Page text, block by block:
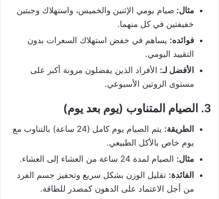
مثال: صيام يومي الإثنين والخميس، واستهلاك وجبتين
خفيفتين في كل منهما.
فوائده: يساهم في خفض استهلاك السعرات بدون
التقييد اليومي.
الأفضل لـ: الأفراد الذين يفضلون مرونة أكبر على
مستوى الروتين الأسبوعي.
3. الصيام المتناوب (يوم بعد يوم)
الطريقة:
يتم الصيام يوم كامل (24 ساعة) بالتناوب مع
يوم خاص بالأكل الطبيعي.
مثال: الصيام لمدة 24 ساعة من العشاء إلى العشاء.
الفائدة: تقليل الوزن بشكل سريع وتحفيز جسم الفرد
من أجل الاعتماد على الدهون كمصدر للطاقة.